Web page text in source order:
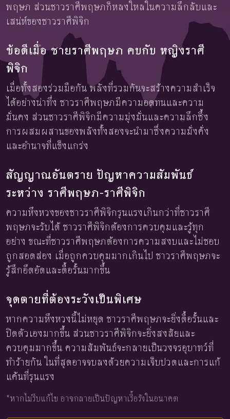
พฤษภ ส่วนชาวราศีพฤษภก็หลงใหลในความลึกลับและ
เสน่ห์ของชาวราศีพิจิก
ข้อดีเมื่อ ชายราศีพฤษภ คบกับ หญิงราศี
พิจิก
เมื่อทั้งสองร่วมมือกัน พลังที่รวมกันจะสร้างความสำเร็จ
ได้อย่างน่าทึ่ง ชาวราศีพฤษภมีความอดทนและความ
มั่นคง ส่วนชาวราศีพิจิกมีความมุ่งมั่นและความลึกซึ้ง
การผสมผสานของพลังทั้งสองจะนำมาซึ่งความมั่งคั่ง
และอำนาจที่แข็งแกร่ง
สัญญาณอันตราย ปัญหาความสัมพันธ์
ระหว่าง ราศีพฤษภ-ราศีพิจิก
ความหึงหวงของชาวราศีพิจิกรุนแรงเกินกว่าที่ชาวราศี
พฤษภจะรับได้ ชาวราศีพิจิกต้องการควบคุมและรู้ทุก
อย่าง ขณะที่ชาวราศีพฤษภต้องการความสงบและไม่ชอบ
ถูกสอดส่อง เมื่อถูกควบคุมมากเกินไป ชาวราศีพฤษภจะ
รู้สึกอึดอัดและดื้อรั้นมากขึ้น
จุดตายที่ต้องระวังเป็นพิเศษ
หากความหึงหวงนี้ไม่หยุด ชาวราศีพฤษภจะยิ่งดื้อรั้นและ
ปิดตัวเองมากขึ้น ส่วนชาวราศีพิจิกจะยิ่งสงสัยและ
ควบคุมมากขึ้น ความสัมพันธ์จะกลายเป็นวงจรอุบาทว์ที่
ทำร้ายกัน ในที่สุดอาจจบลงด้วยความเจ็บปวดและการแก้
แค้นที่รุนแรง
*หากไม่รีบแก้ไข อาจกลายเป็นปัญหาเรื้อรังในอนาคต